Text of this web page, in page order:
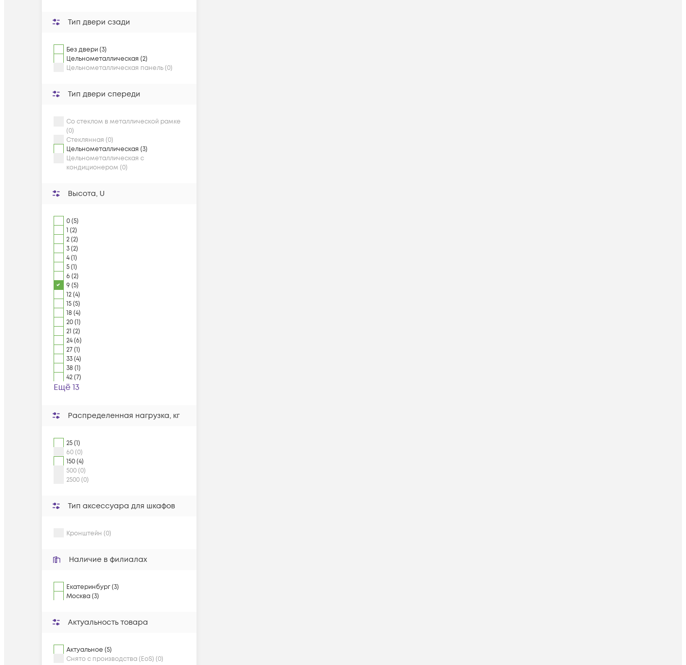
Тип двери сзади
Без двери (3)
Цельнометаллическая (2)
Цельнометаллическая панель (0)
Тип двери спереди
Со стеклом в металлической рамке
(0)
Стеклянная (0)
Цельнометаллическая (3)
Цельнометаллическая c
кондиционером (0)
Высота, U
0 (5)
1 (2)
2 (2)
3 (2)
4 (1)
5 (1)
6 (2)
9 (5)
12 (4)
15 (5)
18 (4)
20 (1)
21 (2)
24 (6)
27 (1)
33 (4)
38 (1)
42 (7)
Ещё 13
Распределенная нагрузка, кг
25 (1)
60 (0)
150 (4)
500 (0)
2500 (0)
Тип аксессуара для шкафов
Кронштейн (0)
Наличие в филиалах
Екатеринбург (3)
Москва (3)
Актуальность товара
Актуальное (5)
Снято с производства (EoS) (0)